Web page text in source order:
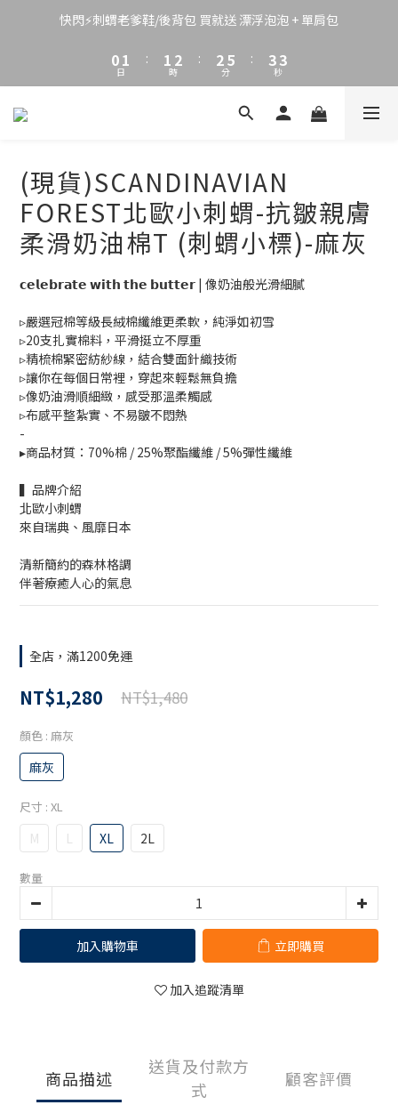
快閃⚡刺蝟老爹鞋/後背包 買就送 漂浮泡泡 + 單肩包
2
0
3
1
0
日
:
3
1
0
4
2
1
時
:
4
2
1
7
5
4
分
:
5
3
2
0
4
3
2
1
0
秒
(現貨)SCANDINAVIAN
FOREST北歐小刺蝟-抗皺親膚
柔滑奶油棉T (刺蝟小標)-麻灰
𝗰𝗲𝗹𝗲𝗯𝗿𝗮𝘁𝗲 𝘄𝗶𝘁𝗵 𝘁𝗵𝗲 𝗯𝘂𝘁𝘁𝗲𝗿 | 像奶油般光滑細膩
▹嚴選冠棉等級長絨棉纖維更柔軟，純淨如初雪
▹20支扎實棉料，平滑挺立不厚重
▹精梳棉緊密紡紗線，結合雙面針織技術
▹讓你在每個日常裡，穿起來輕鬆無負擔
▹像奶油滑順細緻，感受那溫柔觸感
▹布感平整紮實、不易皺不悶熱
-
▸商品材質：70%棉 / 25%聚酯纖維 / 5%彈性纖維
▍品牌介紹
北歐小刺蝟
來自瑞典、風靡日本
清新簡約的森林格調
伴著療癒人心的氣息
全店，滿1200免運
NT$1,280 NT$1,480
顏色 : 麻灰
麻灰
尺寸 : XL
M L XL 2L
數量
加入購物車 立即購買
加入追蹤清單
商品描述
送貨及付款方
式
顧客評價